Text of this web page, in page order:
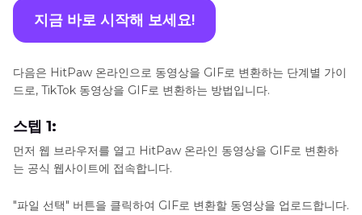
지금 바로 시작해 보세요!
다음은 HitPaw 온라인으로 동영상을 GIF로 변환하는 단계별 가이
드로, TikTok 동영상을 GIF로 변환하는 방법입니다.
스텝 1:
먼저 웹 브라우저를 열고 HitPaw 온라인 동영상을 GIF로 변환하
는 공식 웹사이트에 접속합니다.
"파일 선택" 버튼을 클릭하여 GIF로 변환할 동영상을 업로드합니다.